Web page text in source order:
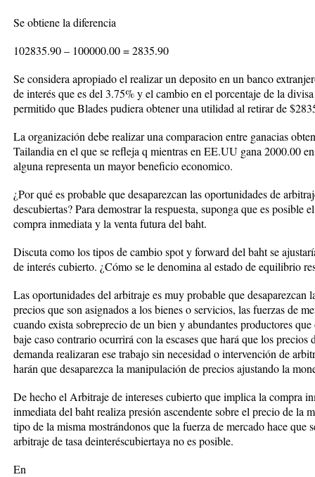
Se obtiene la diferencia
102835.90 – 100000.00 = 2835.90
Se considera apropiado el realizar un deposito en un banco
de interés que es del 3.75% y el cambio en el porcentaje de la
permitido que Blades pudiera obtener una utilidad al retirar de
La organización debe realizar una comparacion entre ganacias
Tailandia en el que se refleja q mientras en EE.UU gana 2000.00
alguna representa un mayor beneficio economico.
¿Por qué es probable que desaparezcan las oportunidades de
descubiertas? Para demostrar la respuesta, suponga que es posible
compra inmediata y la venta futura del baht.
Discuta como los tipos de cambio spot y forward del baht se
de interés cubierto. ¿Cómo se le denomina al estado de equilibrio
Las oportunidades del arbitraje es muy probable que desaparezcan
precios que son asignados a los bienes o servicios, las fuerzas de
cuando exista sobreprecio de un bien y abundantes productores
baje caso contrario ocurrirá con la escases que hará que los
demanda realizaran ese trabajo sin necesidad o intervención de
harán que desaparezca la manipulación de precios ajustando la
De hecho el Arbitraje de intereses cubierto que implica la compra
inmediata del baht realiza presión ascendente sobre el precio de la
tipo de la misma mostrándonos que la fuerza de mercado hace que
arbitraje de tasa deinteréscubiertaya no es posible.
En